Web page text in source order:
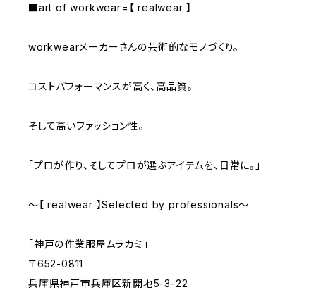
■art of workwear=【 realwear 】
workwearメーカーさんの芸術的なモノづくり。
コストパフォーマンスが高く、高品質。
そして高いファッション性。
「プロが作り、そしてプロが選ぶアイテムを、日常に。」
～【 realwear 】Selected by professionals～
「神戸の作業服屋ムラカミ」
〒652-0811
兵庫県神戸市兵庫区新開地5-3-22